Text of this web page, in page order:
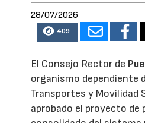
28/07/2026
409
El Consejo Rector de
organismo dependiente
Transportes y Movilidad
aprobado el proyecto de